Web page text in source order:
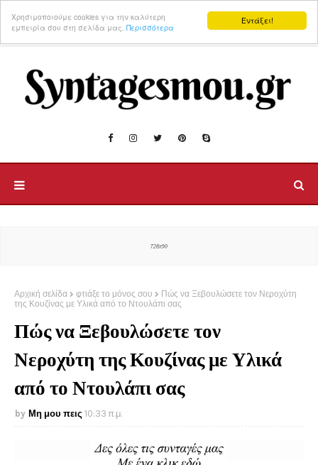
Εντάξει!
Χρησιμοποιούμε cookies για την καλύτερη
εμπειρία σου στη σελίδα μας. Περισσότερα
Αρχική σελίδα φτιάξε το μόνος σου
Πώς να Ξεβουλώσετε τον Νεροχύτη
της Κουζίνας με Υλικά από το Ντουλάπι σας
Πώς να Ξεβουλώσετε τον
Νεροχύτη της Κουζίνας με Υλικά
από το Ντουλάπι σας
Μη μου πεις 10:33 π.μ.